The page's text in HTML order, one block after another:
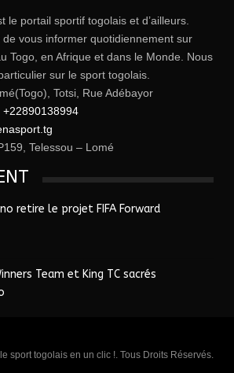
le portail sportif togolais et d’ailleurs.
de vous informer quotidiennement sur
Togo, en Afrique et dans le Monde. Nous
sur le sport togolais.
Totsi, Rue Adébayor
+22890138994
Telessou – Lomé
retire le projet FIFA Forward
Team et King TC sacrés
sport togolais en un clic !. Tous Droits Réservés.